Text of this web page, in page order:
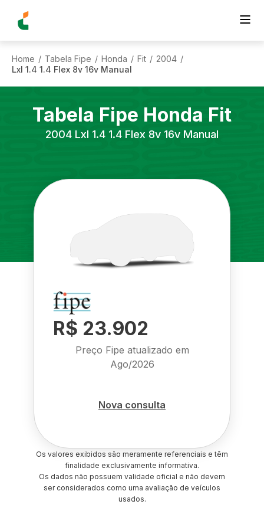
Home / Tabela Fipe / Honda / Fit / 2004 /
Lxl 1.4 1.4 Flex 8v 16v Manual
Tabela Fipe Honda Fit
2004 Lxl 1.4 1.4 Flex 8v 16v Manual
R$ 23.902
Preço Fipe atualizado em
Ago/2026
Nova consulta
Os valores exibidos são meramente referenciais e têm
finalidade exclusivamente informativa.
Os dados não possuem validade oficial e não devem
ser considerados como uma avaliação de veículos
usados.